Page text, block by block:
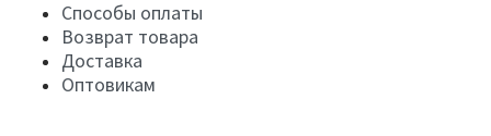
Способы оплаты
Возврат товара
Доставка
Оптовикам